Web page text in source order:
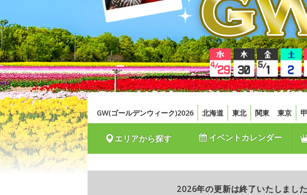
GW(ゴールデンウィーク)2026 北海道 東北 関東 東京
エリアから探す イベントカレンダー
2026年の更新は終了いたしまし